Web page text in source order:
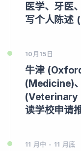
医学、牙医
写个人陈述
10月15日
牛津
(Medicine)
(Veterinary
读学校申请
11 月中 - 11 月底